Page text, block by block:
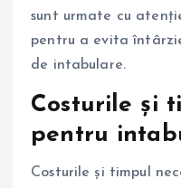
sunt urmate cu
pentru a evita
de intabulare.
Costurile și
pentru
Costurile și timpul